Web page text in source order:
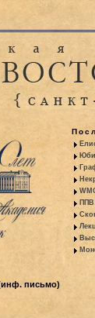
ППВ
письмо)